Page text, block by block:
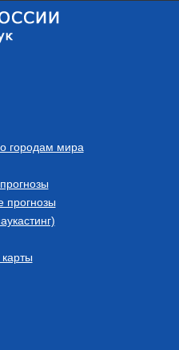
городам мира
прогнозы